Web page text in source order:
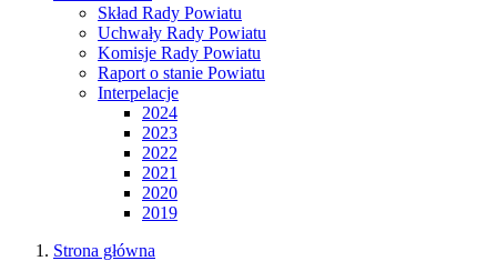
Skład Rady Powiatu
Uchwały Rady Powiatu
Komisje Rady Powiatu
Raport o stanie Powiatu
Interpelacje
2024
2023
2022
2021
2020
2019
Strona główna